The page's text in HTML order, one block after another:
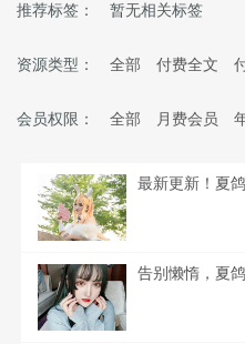
推荐标签： 暂无相关标签
资源类型： 全部 付费全文
会员权限： 全部 月费会员
告别懒惰，夏